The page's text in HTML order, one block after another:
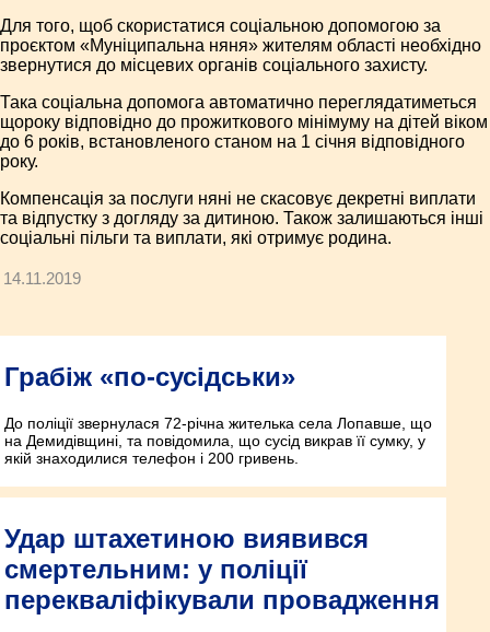
Для того, щоб скористатися соціальною допомогою за
проєктом «Муніципальна няня» жителям області необхідно
звернутися до місцевих органів соціального захисту.
Така соціальна допомога автоматично переглядатиметься
щороку відповідно до прожиткового мінімуму на дітей віком
до 6 років, встановленого станом на 1 січня відповідного
року.
Компенсація за послуги няні не скасовує декретні виплати
та відпустку з догляду за дитиною. Також залишаються інші
соціальні пільги та виплати, які отримує родина.
14.11.2019
Грабіж «по-сусідськи»
До поліції звернулася 72-річна жителька села Лопавше, що
на Демидівщині, та повідомила, що сусід викрав її сумку, у
якій знаходилися телефон і 200 гривень.
Удар штахетиною виявився
смертельним: у поліції
перекваліфікували провадження